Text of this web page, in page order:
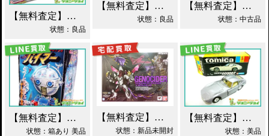
【無料査定】昭和レトロ玩具歓迎 ｜ カーロボット 4WD・レッカー車 ダイアクロン買取！
状態：良品
【無料査定】昭和レトロ玩具歓迎 ｜ EX合金 ゲッターロボ ゲッター1 買取！
状態：良品
【無料査定】昭和レトロ玩具歓迎 ｜ モデルワム マニ60 1/87 買取！
状態：中古品
【無料査定】昭和レトロ玩具歓迎 ｜ ガッチャマン パイマー DXジャンボマシンダー買取！
状態：箱あり 美品
【無料査定】昭和レトロ玩具歓迎 ｜ S.H.フィギュアーツ ジェノサイダー 買取！
状態：新品未開封
【無料査定】昭和レトロ玩具歓迎 ｜ 当時物 トミカ トヨタ 2000GT 黒箱 日本製 買取！
状態：美品